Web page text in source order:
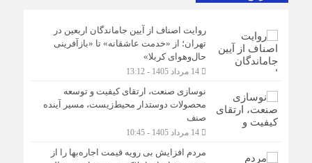
روایت اصناف از آیین جاماندگان اربعین در
تهران؛ از «خدمت عاشقانه» تا «بازآفرینی
حال‌وهوای کربلا»
14 مرداد 1405 - 13:12
نوسازی صنعت، ارتقای کیفیت و توسعه
محصولات دوستدار محیط‌زیست، مسیر آینده
صنف
14 مرداد 1405 - 10:45
مردم افزایش بی رویه قیمت اجاره‌بها را از